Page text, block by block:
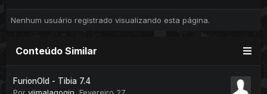
Nenhum usuário registrado visualizando esta página.
Conteúdo Similar
FurionOld - Tibia 7.4